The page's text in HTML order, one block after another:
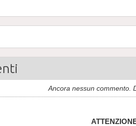
Ancora nessun commento.